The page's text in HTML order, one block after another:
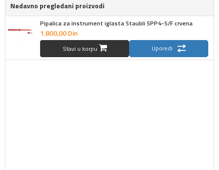
Nedavno pregledani proizvodi
Pipalica za instrument iglasta Staubli SPP4-S/F crvena
1.800,00Din
Stavi u korpu Uporedi